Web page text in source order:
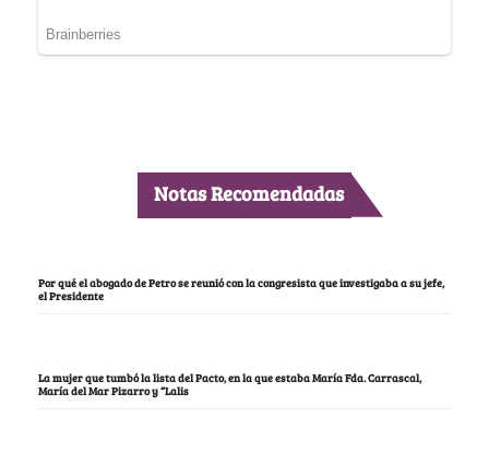
Notas Recomendadas
Por qué el abogado de Petro se reunió con la congresista que investigaba a su jefe,
el Presidente
La mujer que tumbó la lista del Pacto, en la que estaba María Fda. Carrascal,
María del Mar Pizarro y “Lalis